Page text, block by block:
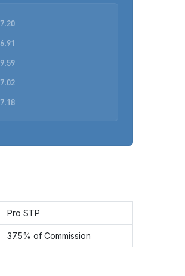
7.20
6.91
9.59
7.02
7.18
Pro STP
37.5% of Commission